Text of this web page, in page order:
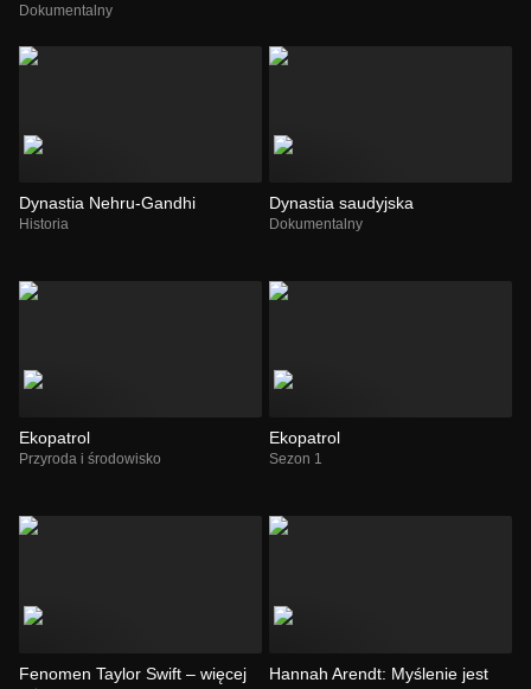
Dokumentalny
Dynastia Nehru-Gandhi
Historia
Dynastia saudyjska
Dokumentalny
Ekopatrol
Przyroda i środowisko
Ekopatrol
Sezon 1
Fenomen Taylor Swift – więcej
Hannah Arendt: Myślenie jest